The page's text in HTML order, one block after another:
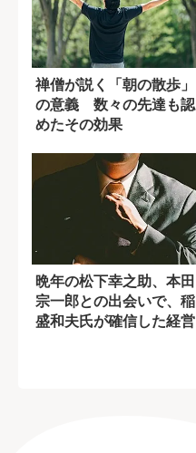
禅僧が説く「朝の散歩」
の意義 数々の先達も認
めたその効果
晩年の松下幸之助、本田
宗一郎との出会いで、稲
盛和夫氏が確信した経営